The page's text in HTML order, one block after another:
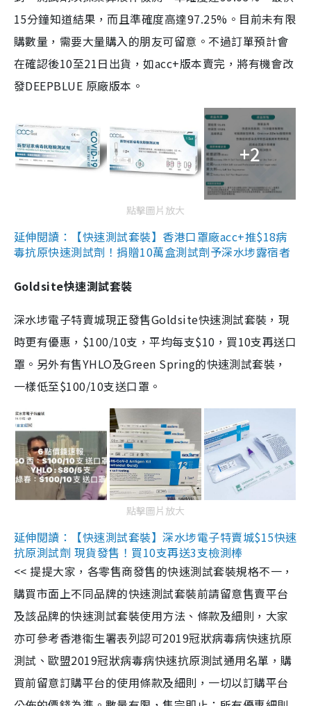
15分鐘知道結果，而且準確度高達97.25%。目前未有限
購數量，需要大量購入的朋友可留意。不過訂單預計會
在確認後10至21日出貨，如acc+版本賣完，將有機會改
發DEEPBLUE 原廠版本。
+2
點擊圖片放大
延伸閱讀：【快速測試套裝】香港口罩廠acc+推$18病
毒抗原快速測試劑！捐贈10萬盒測試劑予深水埗露宿者
Goldsite快速測試套裝
深水埗電子特賣城現正發售Goldsite快速測試套裝，現
時更有優惠，$100/10支，平均每支$10，買10支再送口
罩。另外有售YHLO及Green Spring的快速測試套裝，
一樣低至$100/10支送口罩。
點擊圖片放大
延伸閱讀：【快速測試套裝】深水埗電子特賣城$15快速
抗原測試劑 現貨發售！買10支再送3支檢測棒
<< 提提大家，各零售商發售的快速測試套裝規格不一，
購買市面上不同品牌的快速測試套裝前請留意售賣平台
及該品牌的快速測試套裝使用方法、條款及細則，大家
亦可參考香港衞生署表列認可2019冠狀病毒病快速抗原
測試、歐盟2019冠狀病毒病快速抗原測試通用名單，購
買前留意訂購平台的使用條款及細則，一切以訂購平台